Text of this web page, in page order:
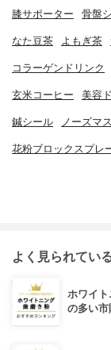
膝サポーター 骨盤
なた豆茶 よもぎ茶
コラーゲンドリンク
玄米コーヒー 美容
鍼シール ノーズマ
花粉ブロックスプレ
よく見られてい
ホワイ
の多い市